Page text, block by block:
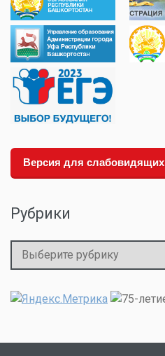
Версия для слабовидящих
Рубрики
Рубрики